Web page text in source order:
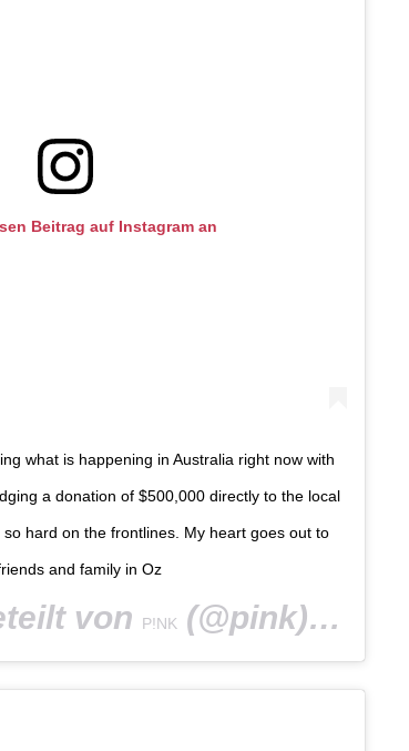
Beitrag auf Instagram an
what is happening in Australia right now with
a donation of $500,000 directly to the local
hard on the frontlines. My heart goes out to
and family in Oz
von P!NK (@pink) am